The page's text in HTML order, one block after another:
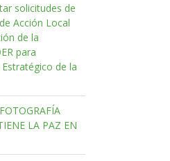
solicitudes de
Acción Local
de la
para
de la
LA PAZ EN